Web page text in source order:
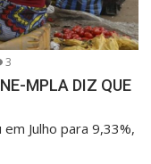
3
MPLA DIZ QUE
Julho para 9,33%,